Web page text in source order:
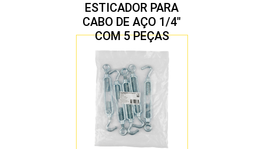
ESTICADOR PARA
CABO DE AÇO 1/4″
COM 5 PEÇAS